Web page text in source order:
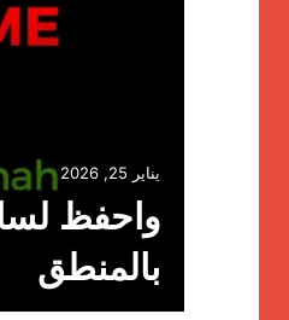
يناير 25, 2026
واحفظ
بالمنطق